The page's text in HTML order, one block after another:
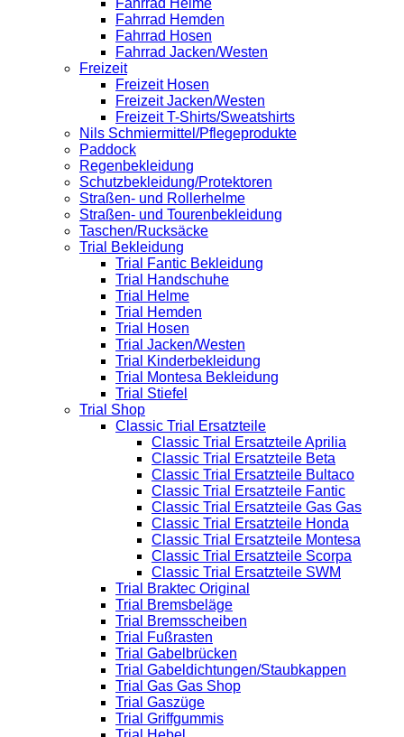
Fahrrad Helme
Fahrrad Hemden
Fahrrad Hosen
Fahrrad Jacken/Westen
Freizeit
Freizeit Hosen
Freizeit Jacken/Westen
Freizeit T-Shirts/Sweatshirts
Nils Schmiermittel/Pflegeprodukte
Paddock
Regenbekleidung
Schutzbekleidung/Protektoren
Straßen- und Rollerhelme
Straßen- und Tourenbekleidung
Taschen/Rucksäcke
Trial Bekleidung
Trial Fantic Bekleidung
Trial Handschuhe
Trial Helme
Trial Hemden
Trial Hosen
Trial Jacken/Westen
Trial Kinderbekleidung
Trial Montesa Bekleidung
Trial Stiefel
Trial Shop
Classic Trial Ersatzteile
Classic Trial Ersatzteile Aprilia
Classic Trial Ersatzteile Beta
Classic Trial Ersatzteile Bultaco
Classic Trial Ersatzteile Fantic
Classic Trial Ersatzteile Gas Gas
Classic Trial Ersatzteile Honda
Classic Trial Ersatzteile Montesa
Classic Trial Ersatzteile Scorpa
Classic Trial Ersatzteile SWM
Trial Braktec Original
Trial Bremsbeläge
Trial Bremsscheiben
Trial Fußrasten
Trial Gabelbrücken
Trial Gabeldichtungen/Staubkappen
Trial Gas Gas Shop
Trial Gaszüge
Trial Griffgummis